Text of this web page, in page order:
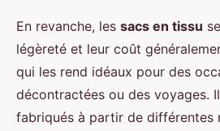
En revanche, les sacs en tissu
légèreté et leur coût
qui les rend idéaux pour des
décontractées ou des voyages.
fabriqués à partir de différentes